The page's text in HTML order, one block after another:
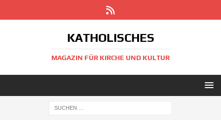
KATHOLISCHES
MAGAZIN FÜR KIRCHE UND KULTUR